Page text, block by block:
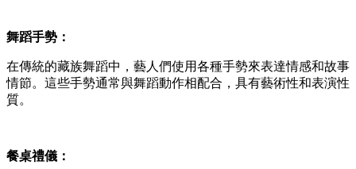
舞蹈手勢：
在傳統的藏族舞蹈中，藝人們使用各種手勢來表達情感和故事
情節。這些手勢通常與舞蹈動作相配合，具有藝術性和表演性
質。
餐桌禮儀：